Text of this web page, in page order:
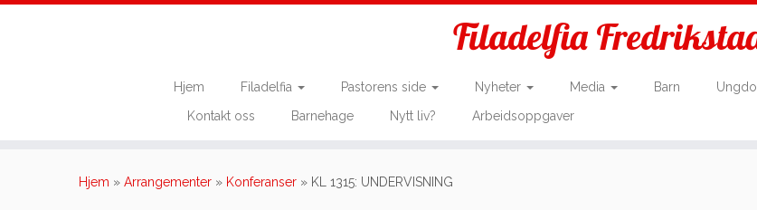
Filadelfia
Hjem Filadelfia Pastorens side Nyheter Media Barn
Kontakt oss
Barnehage Nytt liv? Arbeidsoppgaver
Hjem » Arrangementer » Konferanser » KL 1315: UNDERVISNING